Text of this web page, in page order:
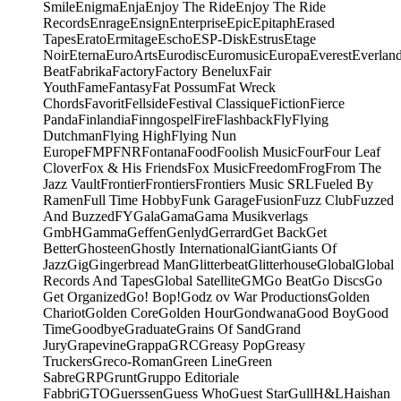
SmileEnigmaEnjaEnjoy The RideEnjoy The Ride
RecordsEnrageEnsignEnterpriseEpicEpitaphErased
TapesEratoErmitageEschoESP-DiskEstrusEtage
NoirEternaEuroArtsEurodiscEuromusicEuropaEverest
BeatFabrikaFactoryFactory BeneluxFair
YouthFameFantasyFat PossumFat Wreck
ChordsFavoritFellsideFestival ClassiqueFictionFierce
PandaFinlandiaFinngospelFireFlashbackFlyFlying
DutchmanFlying HighFlying Nun
EuropeFMPFNRFontanaFoodFoolish MusicFourFour Leaf
CloverFox & His FriendsFox MusicFreedomFrogFrom The
Jazz VaultFrontierFrontiersFrontiers Music SRLFueled By
RamenFull Time HobbyFunk GarageFusionFuzz ClubFuzzed
And BuzzedFYGalaGamaGama Musikverlags
GmbHGammaGeffenGenlydGerrardGet BackGet
BetterGhosteenGhostly InternationalGiantGiants Of
JazzGigGingerbread ManGlitterbeatGlitterhouseGlobalGlobal
Records And TapesGlobal SatelliteGMGo BeatGo DiscsGo
Get OrganizedGo! Bop!Godz ov War ProductionsGolden
ChariotGolden CoreGolden HourGondwanaGood BoyGood
TimeGoodbyeGraduateGrains Of SandGrand
JuryGrapevineGrappaGRCGreasy PopGreasy
TruckersGreco-RomanGreen LineGreen
SabreGRPGruntGruppo Editoriale
FabbriGTOGuerssenGuess WhoGuest StarGullH&LHaishan